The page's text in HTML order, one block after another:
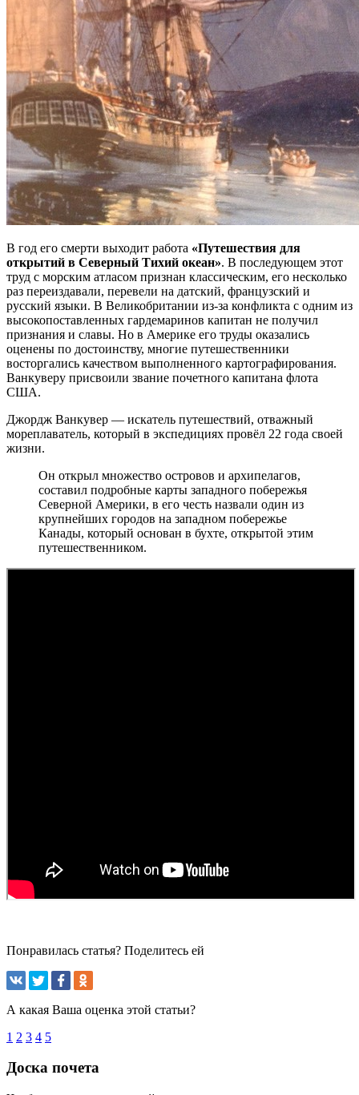
В год его смерти выходит работа «Путешествия для
открытий в Северный Тихий океан». В последующем этот
труд с морским атласом признан классическим, его несколько
раз переиздавали, перевели на датский, французский и
русский языки. В Великобритании из-за конфликта с одним из
высокопоставленных гардемаринов капитан не получил
признания и славы. Но в Америке его труды оказались
оценены по достоинству, многие путешественники
восторгались качеством выполненного картографирования.
Ванкуверу присвоили звание почетного капитана флота
США.
Джордж Ванкувер — искатель путешествий, отважный
мореплаватель, который в экспедициях провёл 22 года своей
жизни.
Он открыл множество островов и архипелагов,
составил подробные карты западного побережья
Северной Америки, в его честь назвали один из
крупнейших городов на западном побережье
Канады, который основан в бухте, открытой этим
путешественником.
Понравилась статья? Поделитесь ей
А какая Ваша оценка этой статьи?
1 2 3 4 5
Доска почета